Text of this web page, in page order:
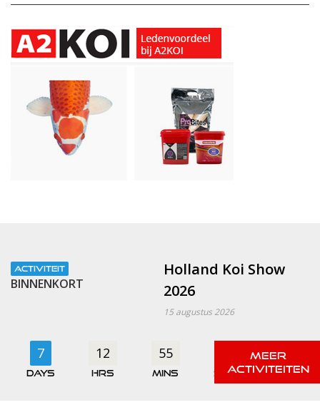
ACTIVITEIT
BINNENKORT
Holland Koi Show
2026
15 augustus 2026
7
days
12
hrs
55
mins secs